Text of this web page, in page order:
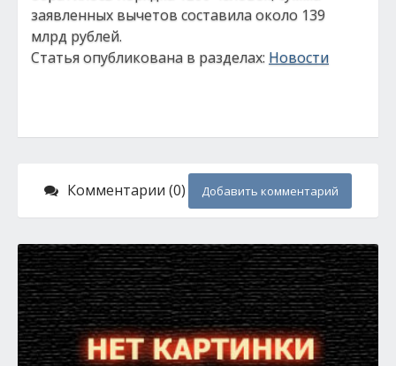
заявленных вычетов составила около 139
млрд рублей.
Статья опубликована в разделах: Новости
Комментарии (0) Добавить комментарий